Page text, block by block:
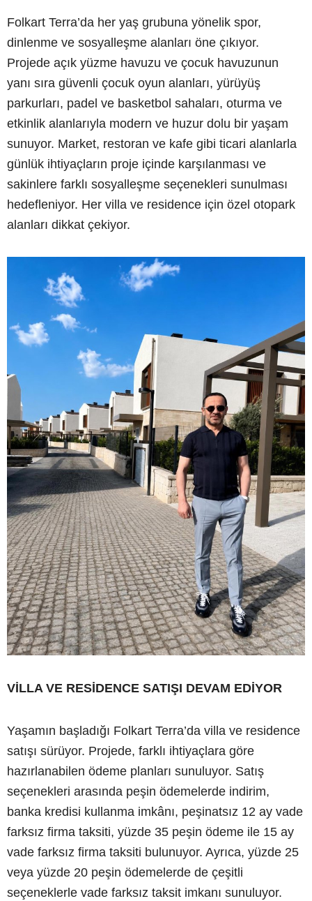
Folkart Terra’da her yaş grubuna yönelik spor,
dinlenme ve sosyalleşme alanları öne çıkıyor.
Projede açık yüzme havuzu ve çocuk havuzunun
yanı sıra güvenli çocuk oyun alanları, yürüyüş
parkurları, padel ve basketbol sahaları, oturma ve
etkinlik alanlarıyla modern ve huzur dolu bir yaşam
sunuyor. Market, restoran ve kafe gibi ticari alanlarla
günlük ihtiyaçların proje içinde karşılanması ve
sakinlere farklı sosyalleşme seçenekleri sunulması
hedefleniyor. Her villa ve residence için özel otopark
alanları dikkat çekiyor.
VİLLA VE RESİDENCE SATIŞI DEVAM EDİYOR
Yaşamın başladığı Folkart Terra’da villa ve residence
satışı sürüyor. Projede, farklı ihtiyaçlara göre
hazırlanabilen ödeme planları sunuluyor. Satış
seçenekleri arasında peşin ödemelerde indirim,
banka kredisi kullanma imkânı, peşinatsız 12 ay vade
farksız firma taksiti, yüzde 35 peşin ödeme ile 15 ay
vade farksız firma taksiti bulunuyor. Ayrıca, yüzde 25
veya yüzde 20 peşin ödemelerde de çeşitli
seçeneklerle vade farksız taksit imkanı sunuluyor.